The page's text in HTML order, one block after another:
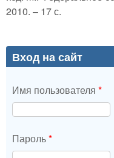
2010. – 17 с.
Вход на сайт
Имя пользователя *
Пароль*